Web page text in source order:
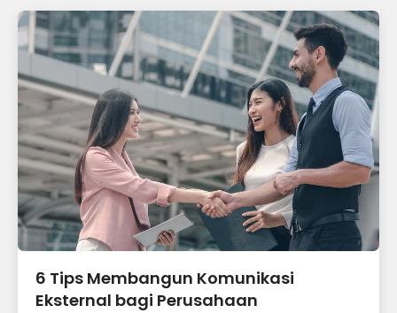
6 Tips Membangun Komunikasi
Eksternal bagi Perusahaan